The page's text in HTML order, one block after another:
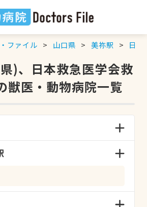
ファイル 山口県 美祢駅 日本
)、日本救急医学会救
獣医・動物病院一覧